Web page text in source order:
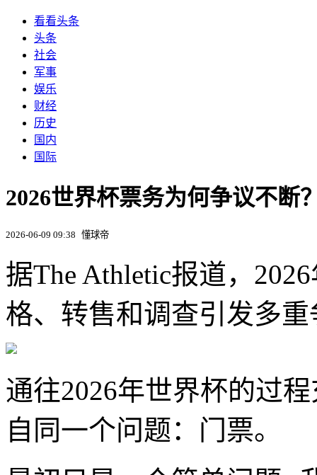
看看头条
头条
社会
军事
娱乐
财经
历史
国内
国际
2026世界杯票务为何争议不断
2026-06-09 09:38 懂球帝
据The Athletic报道，
格、转售和调查引发多重
通往2026年世界杯的过
自同一个问题：门票。